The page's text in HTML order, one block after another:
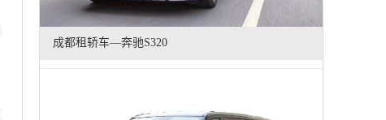
成都租轿车—奔驰S320